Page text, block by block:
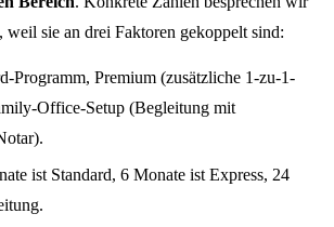
weil sie an drei Faktoren gekoppelt sind:
Programm, Premium (zusätzliche 1-zu-1-
Office-Setup (Begleitung mit
ist Standard, 6 Monate ist Express, 24